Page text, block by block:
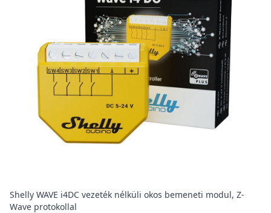
Shelly WAVE i4DC vezeték nélküli okos bemeneti modul, Z-
Wave protokollal